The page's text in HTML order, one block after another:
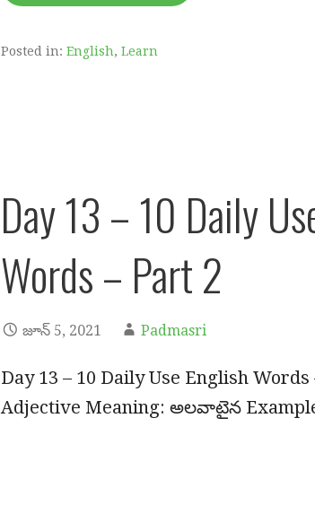
Posted in: English, Learn
Day 13 – 10 Daily
Words – Part 2
జూన్ 5, 2021 Padmasri
Day 13 – 10 Daily Use English
Adjective Meaning: అలవాటైన